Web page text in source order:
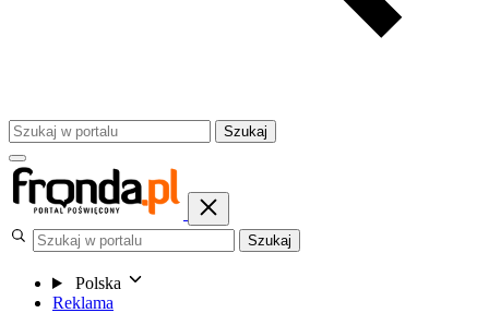
Szukaj
Szukaj
Polska
Reklama